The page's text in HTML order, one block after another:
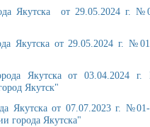
Якутска от 29.05.2024 г.
Якутска от 29.05.2024 г.
Якутска от 03.04.2024
Якутск"
Якутска от 07.07.2023 г.
города Якутска"